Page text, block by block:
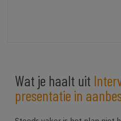
Wat je haalt uit
presentatie in